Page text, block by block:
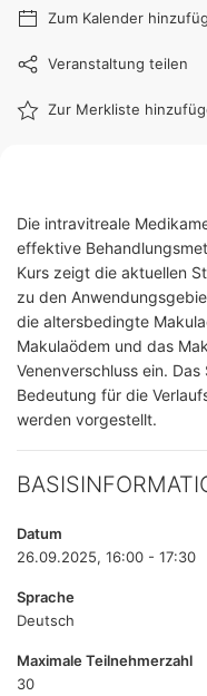
Zum Kalender
Veranstaltung teilen
Zur Merkliste
Die intravitreale
effektive
Kurs zeigt die aktuellen
zu den
die altersbedingte
Makulaödem und das
Venenverschluss ein.
Bedeutung für die
werden vorgestellt.
Datum
26.09.2025, 16:00 - 17:30
Sprache
Deutsch
Maximale Teilnehmerzahl
30